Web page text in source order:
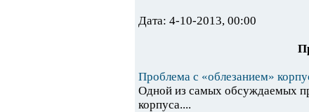
Дата: 4-10-2013, 00:00
Проблема с «облезанием»
Одной из самых обсуждаемых
корпуса....